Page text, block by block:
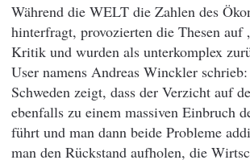
Während die WELT die Zahlen des
hinterfragt, provozierten die Thesen auf
Kritik und wurden als unterkomplex
User namens Andreas Winckler
Schweden zeigt, dass der Verzicht auf
ebenfalls zu einem massiven Einbruch
führt und man dann beide Probleme
man den Rückstand aufholen, die